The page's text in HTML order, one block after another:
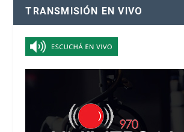
TRANSMISIÓN EN VIVO